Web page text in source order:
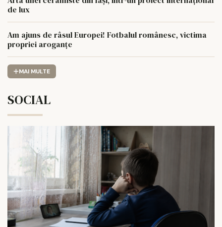
de lux
Am ajuns de râsul Europei! Fotbalul românesc, victima
propriei aroganțe
MAI MULTE
SOCIAL